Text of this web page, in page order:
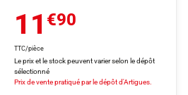
11 €90
TTC/pièce
Le prix et le stock peuvent varier selon le dépôt
sélectionné
Prix de vente pratiqué par le dépôt d'Artigues.